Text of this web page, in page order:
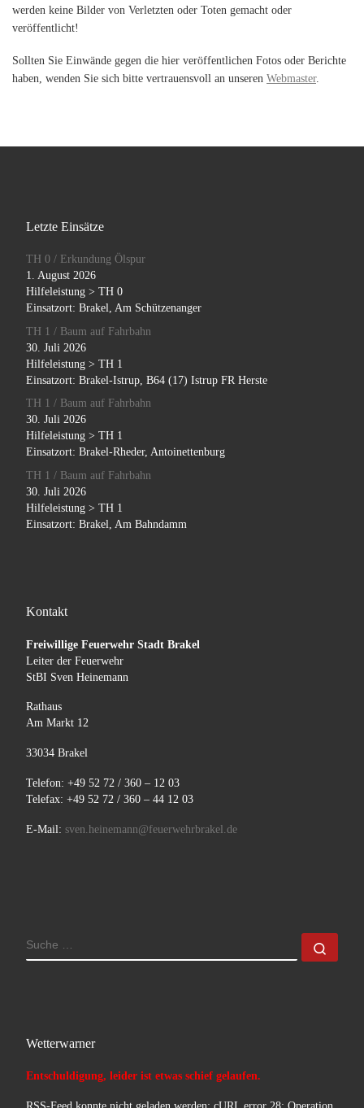
werden keine Bilder von Verletzten oder Toten gemacht oder
veröffentlicht!
Sollten Sie Einwände gegen die hier veröffentlichen Fotos oder Berichte
haben, wenden Sie sich bitte vertrauensvoll an unseren Webmaster.
Letzte Einsätze
TH 0 / Erkundung Ölspur
1. August 2026
Hilfeleistung > TH 0
Einsatzort: Brakel, Am Schützenanger
TH 1 / Baum auf Fahrbahn
30. Juli 2026
Hilfeleistung > TH 1
Einsatzort: Brakel-Istrup, B64 (17) Istrup FR Herste
TH 1 / Baum auf Fahrbahn
30. Juli 2026
Hilfeleistung > TH 1
Einsatzort: Brakel-Rheder, Antoinettenburg
TH 1 / Baum auf Fahrbahn
30. Juli 2026
Hilfeleistung > TH 1
Einsatzort: Brakel, Am Bahndamm
Kontakt
Freiwillige Feuerwehr Stadt Brakel
Leiter der Feuerwehr
StBI Sven Heinemann
Rathaus
Am Markt 12
33034 Brakel
Telefon: +49 52 72 / 360 – 12 03
Telefax: +49 52 72 / 360 – 44 12 03
E-Mail: sven.heinemann@feuerwehrbrakel.de
SUCHE
Wetterwarner
Entschuldigung, leider ist etwas schief gelaufen.